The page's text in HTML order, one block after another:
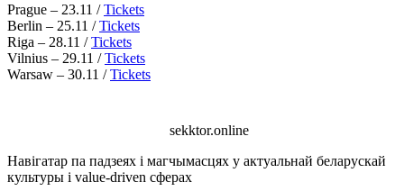
Prague – 23.11 /Tickets
Berlin – 25.11 /Tickets
Riga – 28.11 /Tickets
Vilnius – 29.11 /Tickets
Warsaw – 30.11 /Tickets
sekktor.online
Навігатар па падзеях і магчымасцях у актуальнай беларускай
культуры і value-driven сферах